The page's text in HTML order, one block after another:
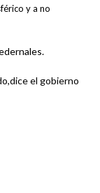
y a no
el gobierno